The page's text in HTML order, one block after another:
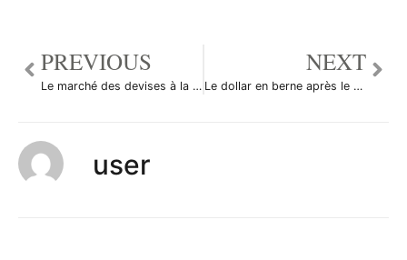
PREVIOUS
Le marché des devises à la mi-journée
NEXT
Le dollar en berne après le déficit commercial US
user